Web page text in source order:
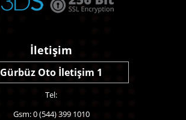
İletişim
Gürbüz Oto İletişim 1
Tel:
Gsm: 0 (544) 399 1010